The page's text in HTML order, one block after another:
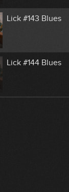
Lick #143 Blues
Lick #144 Blues